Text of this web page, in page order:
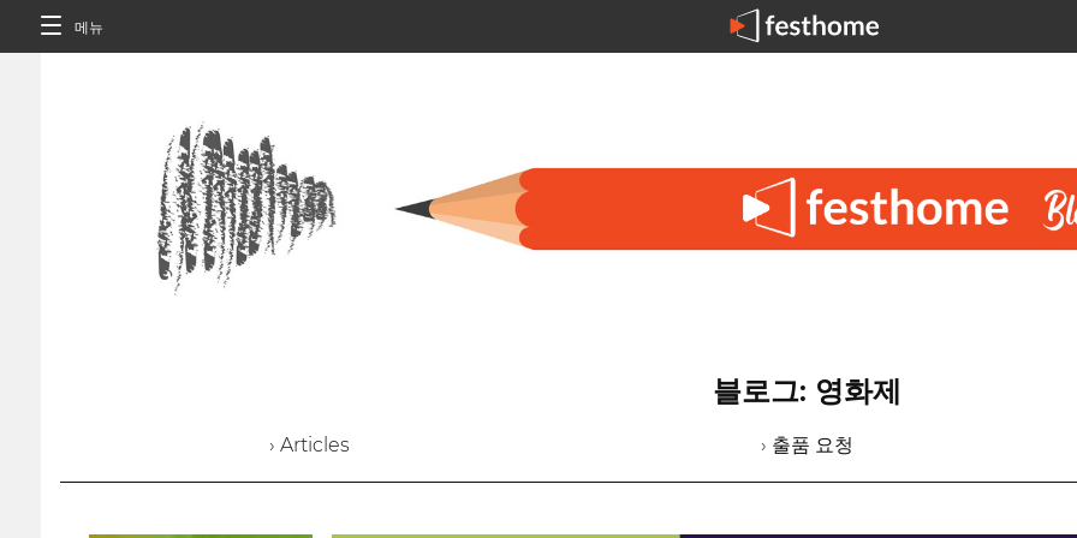
메뉴
블로그: 영화제
› Articles › 출품 요청